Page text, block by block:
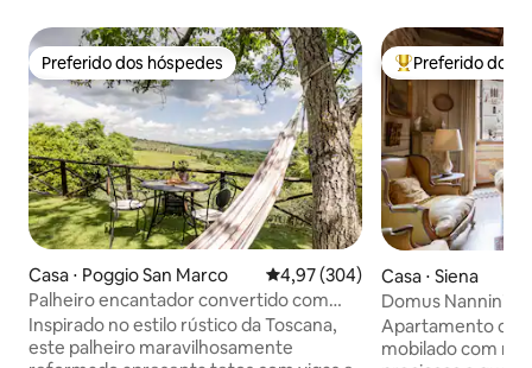
Preferido dos hóspedes
Preferido dos hóspedes
Casa ⋅ Poggio San Marco 4,97 de uma avaliação média de
4,97 (304)
Palheiro encantador convertido com
vista para as colinas de Chianti
Inspirado no estilo rústico da Toscana,
este palheiro maravilhosamente
Entre os
Preferido dos
Casa ⋅ Siena
Domus Nannini -
Apartamento de
mobilado com